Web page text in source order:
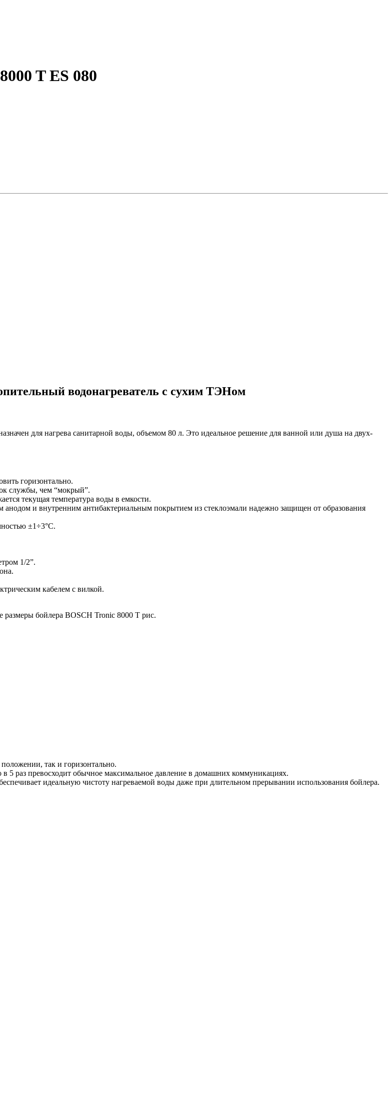
T ES 080
водонагреватель с сухим ТЭНом
для нагрева санитарной воды, объемом 80 л. Это идеальное решение для ванной или душа на двух-
горизонтально.
службы, чем “мокрый”.
текущая температура воды в емкости.
и внутренним антибактериальным покрытием из стеклоэмали надежно защищен от образования
±1÷3°C.
1/2”.
кабелем с вилкой.
так и горизонтально.
в 5 раз превосходит обычное максимальное давление в домашних коммуникациях.
идеальную чистоту нагреваемой воды даже при длительном прерывании использования бойлера.